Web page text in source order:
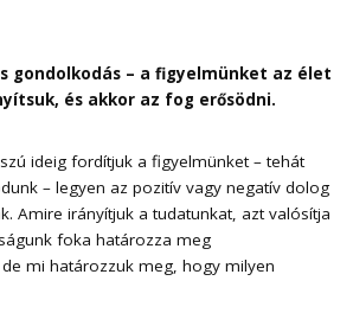
– a figyelmünket az élet
és akkor az fog erősödni.
ideig fordítjuk a figyelmünket – tehát
– legyen az pozitív vagy negatív dolog
Amire irányítjuk a tudatunkat, azt valósítja
foka határozza meg
mi határozzuk meg, hogy milyen